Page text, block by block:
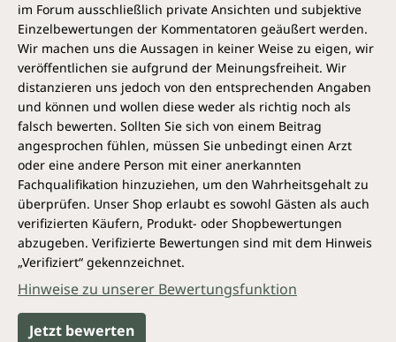
im Forum ausschließlich private Ansichten und subjektive
Einzelbewertungen der Kommentatoren geäußert werden.
Wir machen uns die Aussagen in keiner Weise zu eigen, wir
veröffentlichen sie aufgrund der Meinungsfreiheit. Wir
distanzieren uns jedoch von den entsprechenden Angaben
und können und wollen diese weder als richtig noch als
falsch bewerten. Sollten Sie sich von einem Beitrag
angesprochen fühlen, müssen Sie unbedingt einen Arzt
oder eine andere Person mit einer anerkannten
Fachqualifikation hinzuziehen, um den Wahrheitsgehalt zu
überprüfen. Unser Shop erlaubt es sowohl Gästen als auch
verifizierten Käufern, Produkt- oder Shopbewertungen
abzugeben. Verifizierte Bewertungen sind mit dem Hinweis
„Verifiziert“ gekennzeichnet.
Hinweise zu unserer Bewertungsfunktion
Jetzt bewerten